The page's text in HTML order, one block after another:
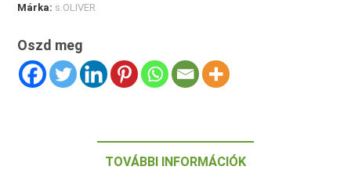
Márka: s.OLIVER
Oszd meg
TOVÁBBI INFORMÁCIÓK